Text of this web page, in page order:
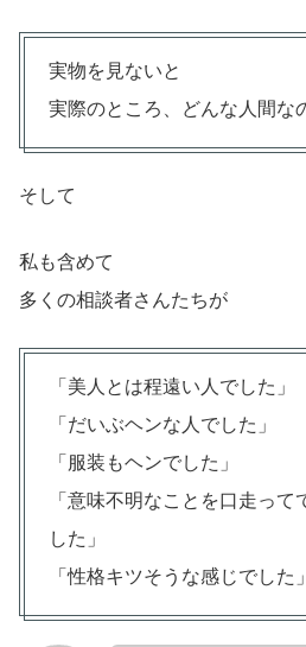
実物を見ないと
実際のところ、どんな人間な
そして
私も含めて
多くの相談者さんたちが
「美人とは程遠い人でした」
「だいぶヘンな人でした」
「服装もヘンでした」
「意味不明なことを口走っ
した」
「性格キツそうな感じでした」